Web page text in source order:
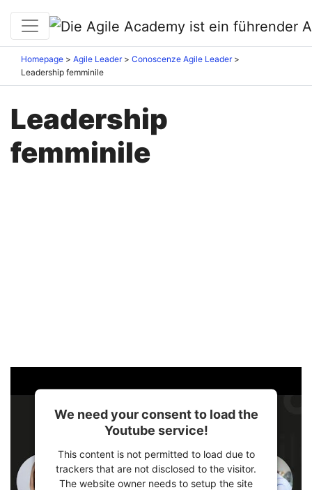
Homepage Agile Leader
Conoscenze Agile Leader
Leadership femminile
Leadership
femminile
We need your consent to load the
Youtube service!
This content is not permitted to load due to
trackers that are not disclosed to the visitor.
The website owner needs to setup the site